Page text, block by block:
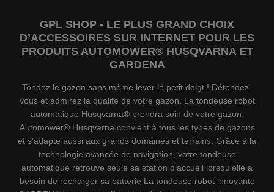
GPL SHOP - LE PLUS GRAND CHOIX
D’ACCESSOIRES SUR INTERNET POUR LES
PRODUITS AUTOMOWER® HUSQVARNA ET
GARDENA
Tondez le gazon sans même lever le petit doigt ! Détendez-
vous et admirez la qualité de votre gazon. La tondeuse robot
automatique Husqvarna® prendra soin de votre gazon.
Automower® Husqvarna convient à tous les types de gazons
et s’adapte aussi aux grands domaines et terrains. Grâce à la
technologie avancée de navigation, votre tondeuse
automatique retrouve seule sa station d’accueil lorsqu’elle a
besoin de recharger sa batterie La tondeuse robot innovante